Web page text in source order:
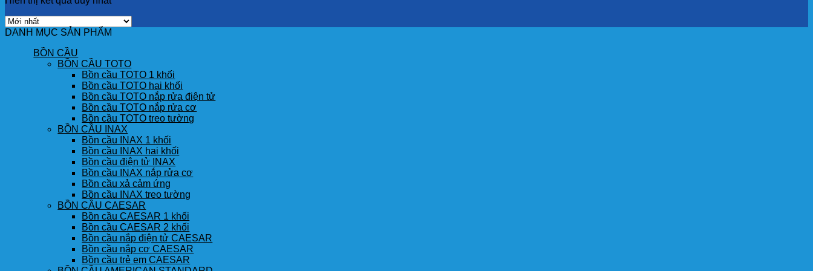
DANH MỤC SẢN PHẨM
BỒN CẦU
BỒN CẦU TOTO
Bồn cầu TOTO 1 khối
Bồn cầu TOTO hai khối
Bồn cầu TOTO nắp rửa điện tử
Bồn cầu TOTO nắp rửa cơ
Bồn cầu TOTO treo tường
BỒN CẦU INAX
Bồn cầu INAX 1 khối
Bồn cầu INAX hai khối
Bồn cầu điện tử INAX
Bồn cầu INAX nắp rửa cơ
Bồn cầu xả cảm ứng
Bồn cầu INAX treo tường
BỒN CẦU CAESAR
Bồn cầu CAESAR 1 khối
Bồn cầu CAESAR 2 khối
Bồn cầu nắp điện tử CAESAR
Bồn cầu nắp cơ CAESAR
Bồn cầu trẻ em CAESAR